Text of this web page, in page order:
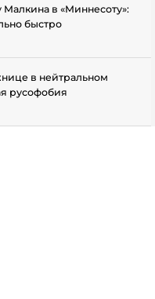
в «Миннесоту»:
быстро
в нейтральном
русофобия